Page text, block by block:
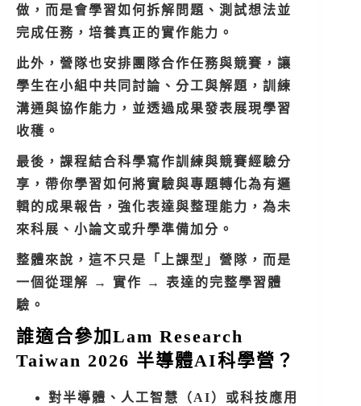
做，而是會學習如何拆解問題、測試想法並
完成任務，培養真正的實作能力。
此外，營隊也安排團隊合作任務與競賽，讓
學生在小組中共同討論、分工與解題，訓練
溝通與協作能力，並透過成果發表展現學習
收穫。
最後，課程結合科學寫作訓練與競賽經驗分
享，帶你學習如何將實驗與專題轉化為有邏
輯的成果報告，強化表達與整理能力，為未
來科展、小論文或升學準備加分。
整體來說，這不只是「上課型」營隊，而是
一個從理解 → 實作 → 表達的完整學習體
驗。
誰適合參加Lam Research
Taiwan 2026 半導體AI科學營？
對半導體、人工智慧（AI）或科技應用